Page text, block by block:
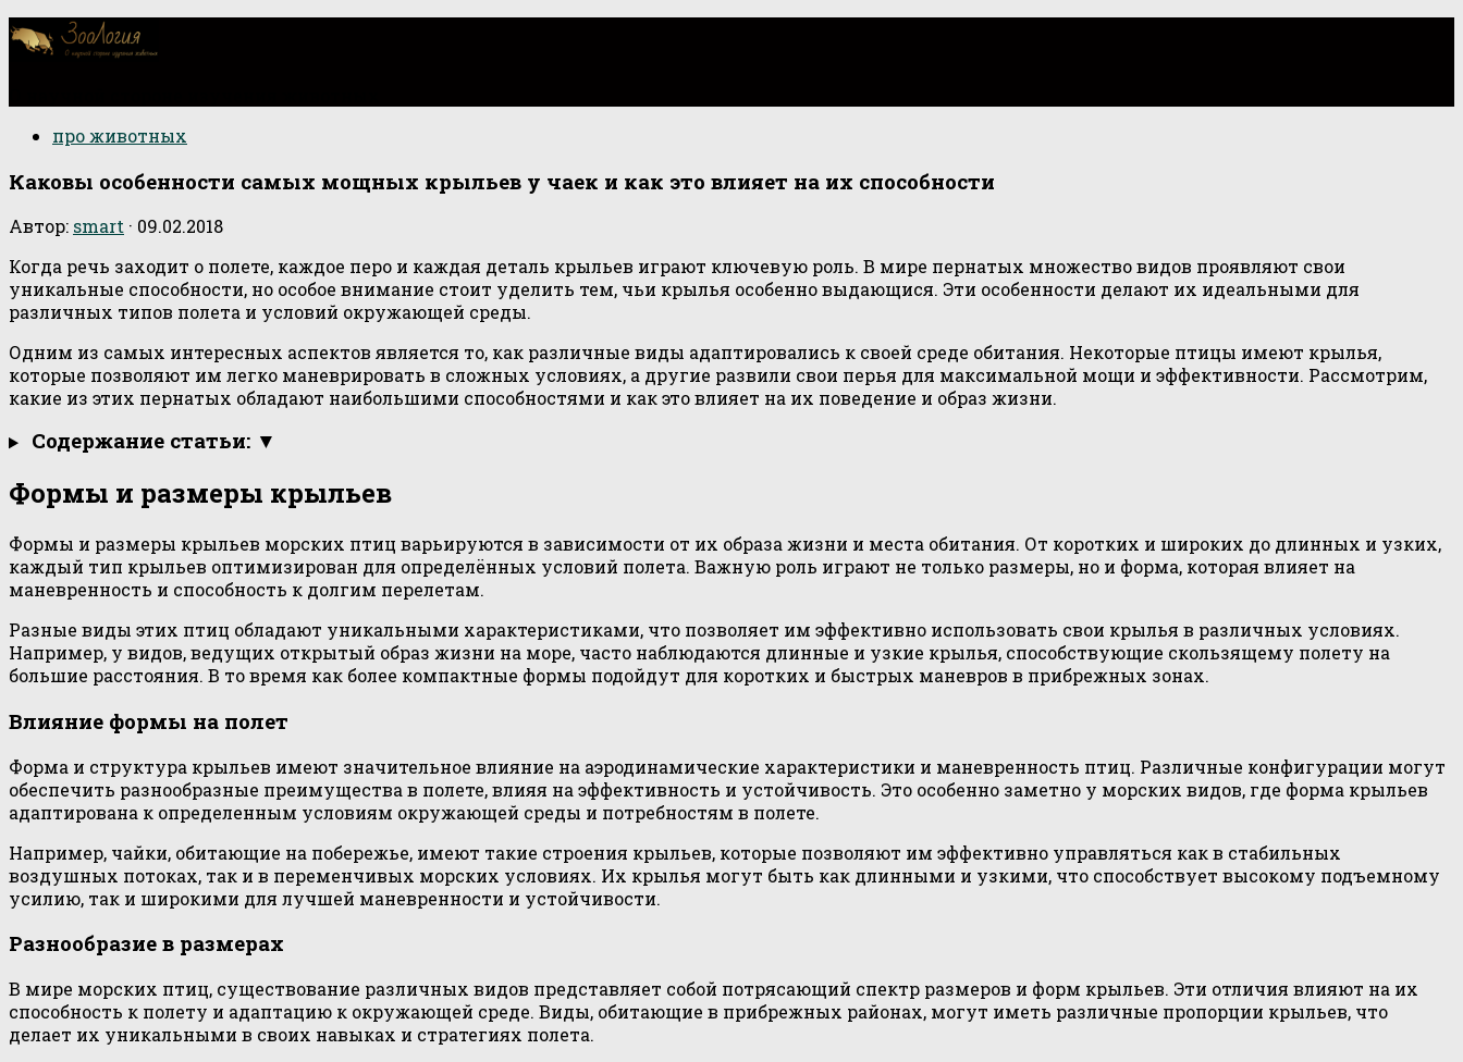
про животных
Каковы особенности самых мощных крыльев у чаек и как это влияет на их способности
Автор: smart · 09.02.2018
Когда речь заходит о полете, каждое перо и каждая деталь крыльев играют ключевую роль. В мире пернатых множество видов проявляют свои
уникальные способности, но особое внимание стоит уделить тем, чьи крылья особенно выдающися. Эти особенности делают их идеальными для
различных типов полета и условий окружающей среды.
Одним из самых интересных аспектов является то, как различные виды адаптировались к своей среде обитания. Некоторые птицы имеют крылья,
которые позволяют им легко маневрировать в сложных условиях, а другие развили свои перья для максимальной мощи и эффективности. Рассмотрим,
какие из этих пернатых обладают наибольшими способностями и как это влияет на их поведение и образ жизни.
Содержание статьи: ▼
Формы и размеры крыльев
Формы и размеры крыльев морских птиц варьируются в зависимости от их образа жизни и места обитания. От коротких и широких до длинных и узких,
каждый тип крыльев оптимизирован для определённых условий полета. Важную роль играют не только размеры, но и форма, которая влияет на
маневренность и способность к долгим перелетам.
Разные виды этих птиц обладают уникальными характеристиками, что позволяет им эффективно использовать свои крылья в различных условиях.
Например, у видов, ведущих открытый образ жизни на море, часто наблюдаются длинные и узкие крылья, способствующие скользящему полету на
большие расстояния. В то время как более компактные формы подойдут для коротких и быстрых маневров в прибрежных зонах.
Влияние формы на полет
Форма и структура крыльев имеют значительное влияние на аэродинамические характеристики и маневренность птиц. Различные конфигурации могут
обеспечить разнообразные преимущества в полете, влияя на эффективность и устойчивость. Это особенно заметно у морских видов, где форма крыльев
адаптирована к определенным условиям окружающей среды и потребностям в полете.
Например, чайки, обитающие на побережье, имеют такие строения крыльев, которые позволяют им эффективно управляться как в стабильных
воздушных потоках, так и в переменчивых морских условиях. Их крылья могут быть как длинными и узкими, что способствует высокому подъемному
усилию, так и широкими для лучшей маневренности и устойчивости.
Разнообразие в размерах
В мире морских птиц, существование различных видов представляет собой потрясающий спектр размеров и форм крыльев. Эти отличия влияют на их
способность к полету и адаптацию к окружающей среде. Виды, обитающие в прибрежных районах, могут иметь различные пропорции крыльев, что
делает их уникальными в своих навыках и стратегиях полета.